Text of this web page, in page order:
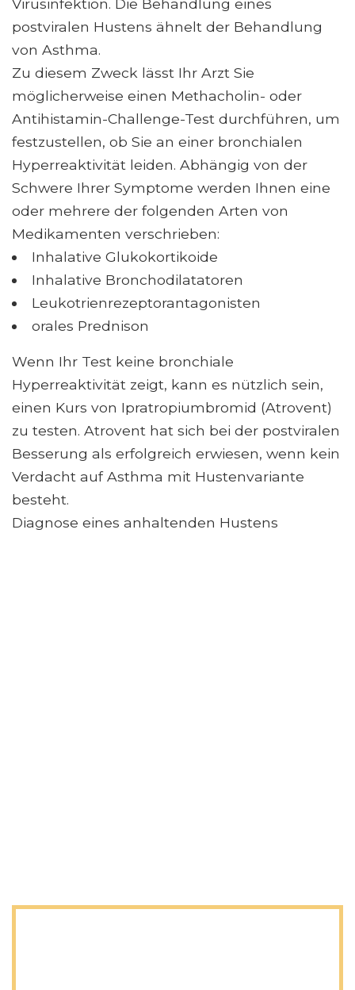
Virusinfektion. Die Behandlung eines
postviralen Hustens ähnelt der Behandlung
von Asthma.
Zu diesem Zweck lässt Ihr Arzt Sie
möglicherweise einen Methacholin- oder
Antihistamin-Challenge-Test durchführen, um
festzustellen, ob Sie an einer bronchialen
Hyperreaktivität leiden. Abhängig von der
Schwere Ihrer Symptome werden Ihnen eine
oder mehrere der folgenden Arten von
Medikamenten verschrieben:
Inhalative Glukokortikoide
Inhalative Bronchodilatatoren
Leukotrienrezeptorantagonisten
orales Prednison
Wenn Ihr Test keine bronchiale
Hyperreaktivität zeigt, kann es nützlich sein,
einen Kurs von Ipratropiumbromid (Atrovent)
zu testen. Atrovent hat sich bei der postviralen
Besserung als erfolgreich erwiesen, wenn kein
Verdacht auf Asthma mit Hustenvariante
besteht.
Diagnose eines anhaltenden Hustens